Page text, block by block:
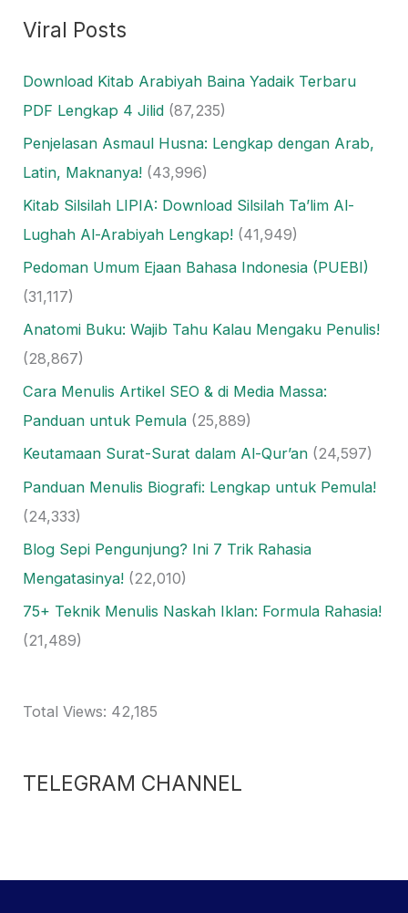
Viral Posts
Download Kitab Arabiyah Baina Yadaik Terbaru
PDF Lengkap 4 Jilid (87,235)
Penjelasan Asmaul Husna: Lengkap dengan Arab,
Latin, Maknanya! (43,996)
Kitab Silsilah LIPIA: Download Silsilah Ta’lim Al-
Lughah Al-Arabiyah Lengkap! (41,949)
Pedoman Umum Ejaan Bahasa Indonesia (PUEBI)
(31,117)
Anatomi Buku: Wajib Tahu Kalau Mengaku Penulis!
(28,867)
Cara Menulis Artikel SEO & di Media Massa:
Panduan untuk Pemula (25,889)
Keutamaan Surat-Surat dalam Al-Qur’an (24,597)
Panduan Menulis Biografi: Lengkap untuk Pemula!
(24,333)
Blog Sepi Pengunjung? Ini 7 Trik Rahasia
Mengatasinya! (22,010)
75+ Teknik Menulis Naskah Iklan: Formula Rahasia!
(21,489)
Total Views: 42,185
TELEGRAM CHANNEL